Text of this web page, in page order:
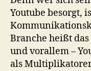
Youtube besorgt,
Branche heißt
und vorallem –
als